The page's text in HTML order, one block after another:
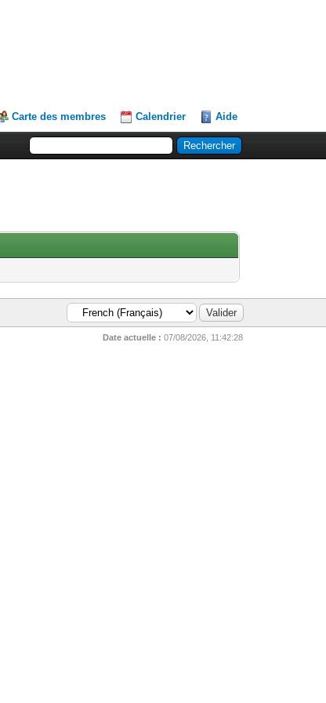
Carte des membres Calendrier Aide
Date actuelle : 07/08/2026, 11:42:28